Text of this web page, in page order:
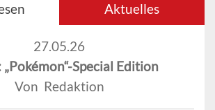
Aktuelles
27.05.26
„Pokémon“-Special Edition
Von Redaktion